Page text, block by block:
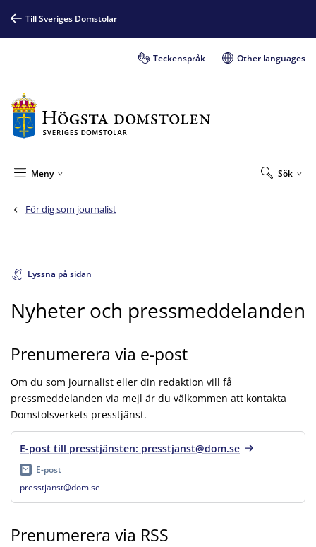
Till Sveriges Domstolar
Teckenspråk Other languages
Sök
Meny
För dig som journalist
Lyssna på sidan
Nyheter och pressmeddelanden
Prenumerera via e-post
Om du som journalist eller din redaktion vill få
pressmeddelanden via mejl är du välkommen att kontakta
Domstolsverkets presstjänst.
E-post till presstjänsten: presstjanst@dom.se
E-post
presstjanst@dom.se
Prenumerera via RSS